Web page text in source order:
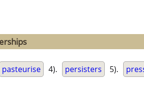
pasteurise 4). persisters 5).